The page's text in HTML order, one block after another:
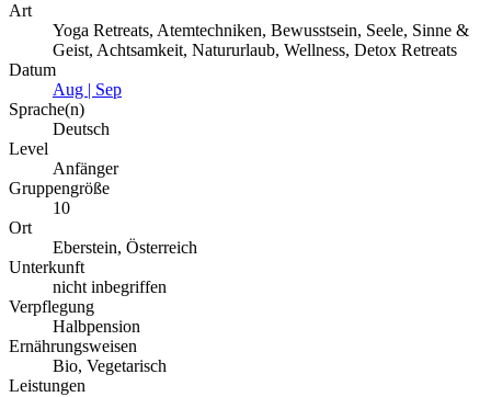
Art
Yoga Retreats, Atemtechniken, Bewusstsein, Seele, Sinne &
Geist, Achtsamkeit, Natururlaub, Wellness, Detox Retreats
Datum
Aug | Sep
Sprache(n)
Deutsch
Level
Anfänger
Gruppengröße
10
Ort
Eberstein, Österreich
Unterkunft
nicht inbegriffen
Verpflegung
Halbpension
Ernährungsweisen
Bio, Vegetarisch
Leistungen